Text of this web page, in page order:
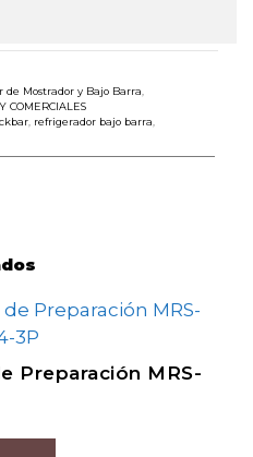
de Mostrador y Bajo Barra,
COMERCIALES
, refrigerador bajo barra,
Preparación MRS-